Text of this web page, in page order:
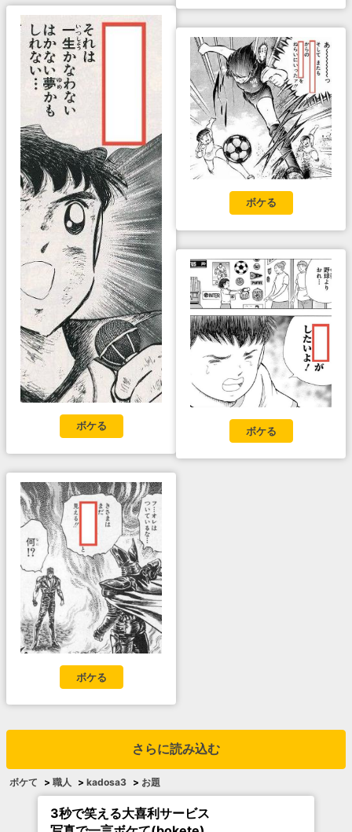
ボケる
ボケる
ボケる
ボケる
さらに読み込む
ボケて > 職人 > kadosa3 > お題
3秒で笑える大喜利サービス